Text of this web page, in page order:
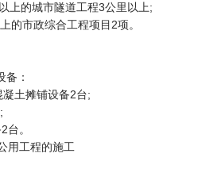
的城市隧道工程3公里以上;
市政综合工程项目2项。
：
土摊铺设备2台;
。
工程的施工